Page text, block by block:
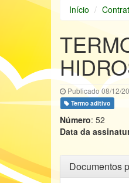
Início
Publicado 08/12/
Termo aditivo
Número: 52
Data da
Documentos